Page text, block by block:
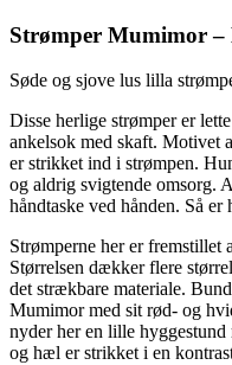
Strømper Mumimor
Søde og sjove lus lilla
Disse herlige strømper er
ankelsok med skaft. Motivet
er strikket ind i strømpen.
og aldrig svigtende omsorg.
håndtaske ved hånden. Så er
Strømperne her er fremstillet
Størrelsen dækker flere
det strækbare materiale.
Mumimor med sit rød- og
nyder her en lille
og hæl er strikket i en